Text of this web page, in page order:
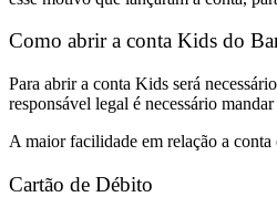
Como abrir a conta Kids do
Para abrir a conta Kids será
responsável legal é necessário
A maior facilidade em relação a
Cartão de Débito